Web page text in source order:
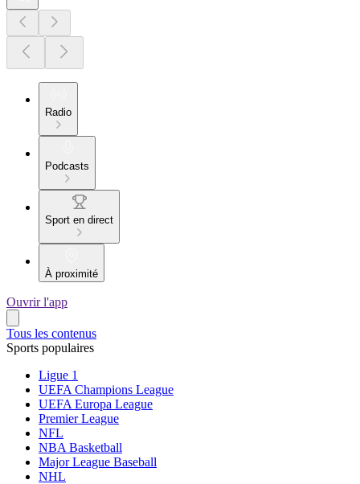
Radio
Podcasts
Sport en direct
À proximité
Ouvrir l'app
Tous les contenus
Sports populaires
Ligue 1
UEFA Champions League
UEFA Europa League
Premier League
NFL
NBA Basketball
Major League Baseball
NHL